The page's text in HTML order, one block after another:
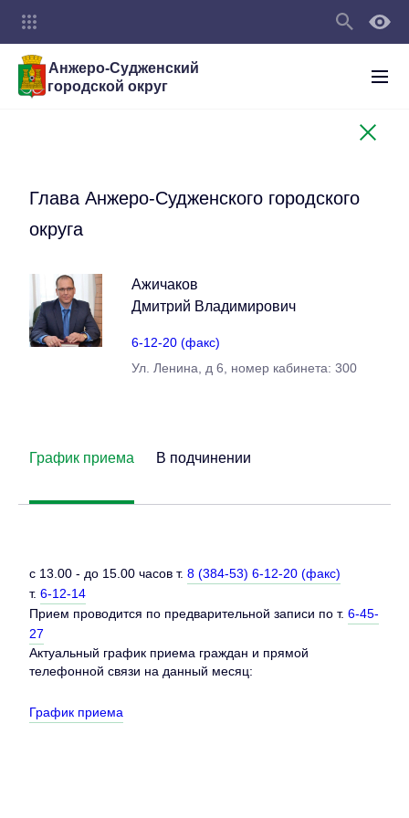
Анжеро-Судженский
городской округ
Глава Анжеро-Судженского городского
округа
Ажичаков
Дмитрий Владимирович
6-12-20 (факс)
Ул. Ленина, д 6, номер кабинета: 300
График приема В подчинении
c 13.00 - до 15.00 часов т. 8 (384-53) 6-12-20 (факс)
т. 6-12-14
Прием проводится по предварительной записи по т. 6-45-
27
Актуальный график приема граждан и прямой
телефонной связи на данный месяц:
График приема